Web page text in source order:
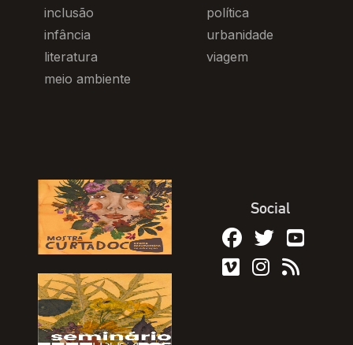
inclusão
infância
literatura
meio ambiente
política
urbanidade
viagem
Social